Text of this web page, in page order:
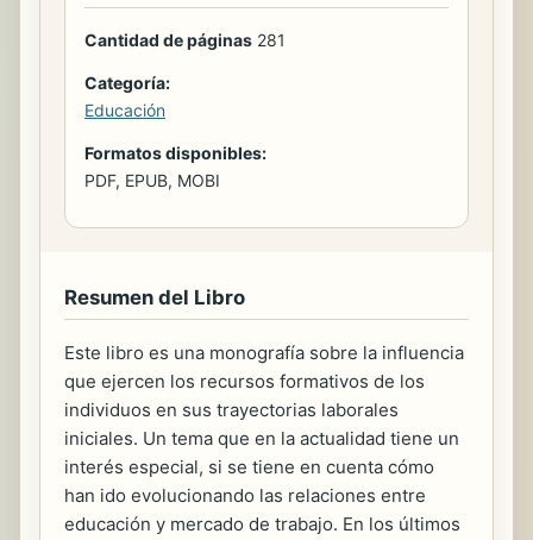
Cantidad de páginas 281
Categoría:
Educación
Formatos disponibles:
PDF, EPUB, MOBI
Resumen del Libro
Este libro es una monografía sobre la influencia
que ejercen los recursos formativos de los
individuos en sus trayectorias laborales
iniciales. Un tema que en la actualidad tiene un
interés especial, si se tiene en cuenta cómo
han ido evolucionando las relaciones entre
educación y mercado de trabajo. En los últimos